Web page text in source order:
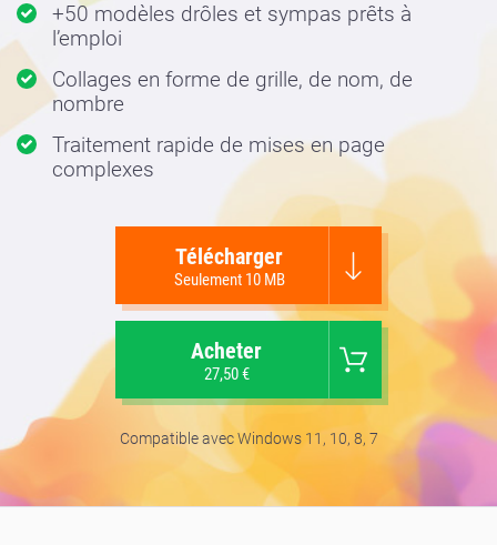
+50 modèles drôles et sympas prêts à
l’emploi
Collages en forme de grille, de nom, de
nombre
Traitement rapide de mises en page
complexes
Télécharger
Seulement 10 MB
Acheter
27,50 €
Compatible avec Windows 11, 10, 8, 7